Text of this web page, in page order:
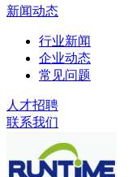
新闻动态
行业新闻
企业动态
常见问题
人才招聘
联系我们